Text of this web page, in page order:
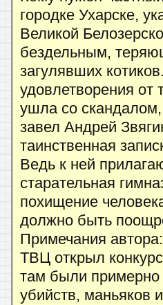
городке Ухарске,
Великой
бездельным,
загулявших
удовлетворения
ушла со скандалом,
завел Андрей
таинственная
Ведь к ней
старательная
похищение
должно быть
Примечания
ТВЦ открыл
там были примерно
убийств, маньяков